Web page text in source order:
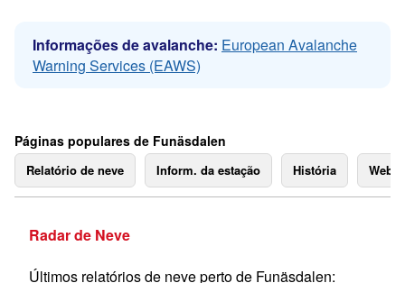
Informações de avalanche: European Avalanche
Warning Services (EAWS)
Páginas populares de Funäsdalen
Relatório de neve Inform. da estação História
Radar de Neve
Últimos relatórios de neve perto de Funäsdalen: